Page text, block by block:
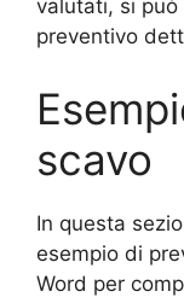
valutati, si
preventivo
scavo
In questa
esempio di
Word per